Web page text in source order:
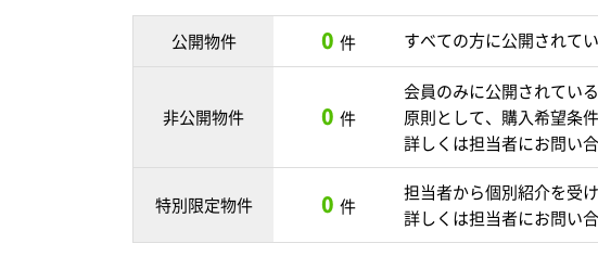
公開物件 0 件 すべての方に公開されて
非公開物件 0 件
会員のみに公開されている
原則として、購入希望条
詳しくは担当者にお問い
特別限定物件 0 件
担当者から個別紹介を受
詳しくは担当者にお問い